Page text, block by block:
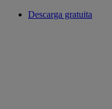
Descarga gratuita